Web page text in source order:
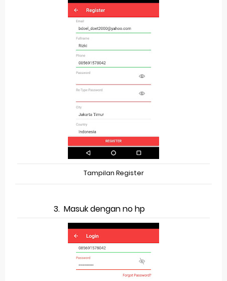
Tampilan Register
3. Masuk dengan no hp